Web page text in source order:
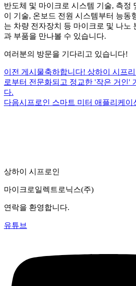
반도체 및 마이크로 시스템 기술, 측정
이 기술, 온보드 전원 시스템부터 능동
는 차량 전자장치 등 마이크로 및 나노
과 부품을 만나볼 수 있습니다.
여러분의 방문을 기다리고 있습니다!
이전 게시물축하합니다! 상하이 시프
로부터 전문화되고 정교한 '작은 거인'
다.
다음시프로인 스마트 미터 애플리케이
상하이 시프로인
마이크로일렉트로닉스(주)
연락을 환영합니다.
유튜브